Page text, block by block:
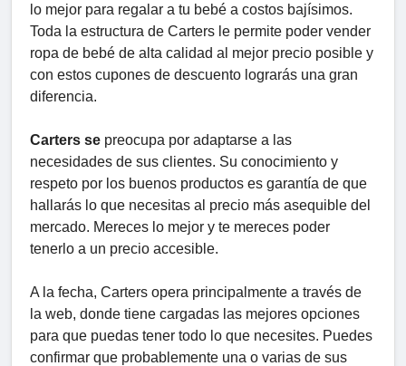
lo mejor para regalar a tu bebé a costos bajísimos.
Toda la estructura de Carters le permite poder vender
ropa de bebé de alta calidad al mejor precio posible y
con estos cupones de descuento lograrás una gran
diferencia.
Carters se preocupa por adaptarse a las
necesidades de sus clientes. Su conocimiento y
respeto por los buenos productos es garantía de que
hallarás lo que necesitas al precio más asequible del
mercado. Mereces lo mejor y te mereces poder
tenerlo a un precio accesible.
A la fecha, Carters opera principalmente a través de
la web, donde tiene cargadas las mejores opciones
para que puedas tener todo lo que necesites. Puedes
confirmar que probablemente una o varias de sus